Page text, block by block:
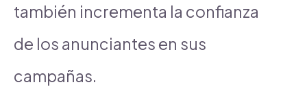
también incrementa la confianza
de los anunciantes en sus
campañas.